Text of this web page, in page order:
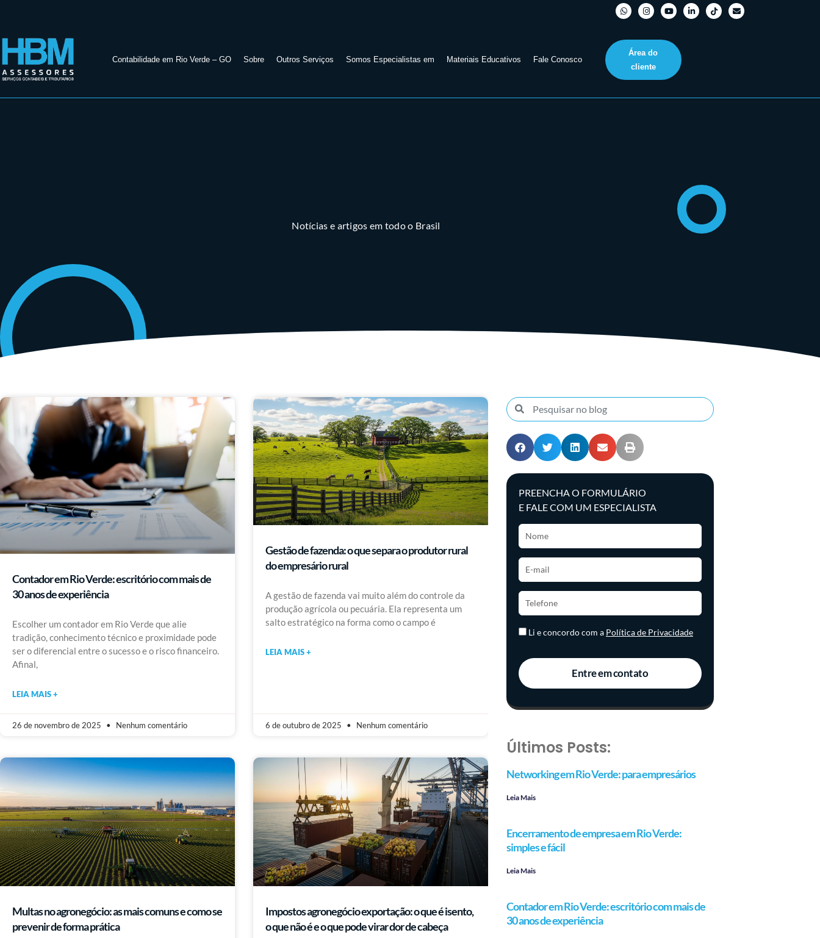
Contabilidade em Rio Verde – GO Sobre Outros Serviços Somos Especialistas em Materiais Educativos Fale Conosco
Área do
cliente
Notícias e artigos em todo o Brasil
Contador em Rio Verde: escritório com mais de
30 anos de experiência
Escolher um contador em Rio Verde que alie
tradição, conhecimento técnico e proximidade pode
ser o diferencial entre o sucesso e o risco financeiro.
Afinal,
LEIA MAIS +
26 de novembro de 2025 Nenhum comentário
Gestão de fazenda: o que separa o produtor rural
do empresário rural
A gestão de fazenda vai muito além do controle da
produção agrícola ou pecuária. Ela representa um
salto estratégico na forma como o campo é
LEIA MAIS +
6 de outubro de 2025 Nenhum comentário
Multas no agronegócio: as mais comuns e como se
prevenir de forma prática
Impostos agronegócio exportação: o que é isento,
o que não é e o que pode virar dor de cabeça
PREENCHA O FORMULÁRIO
E FALE COM UM ESPECIALISTA
Li e concordo com a Política de Privacidade
Entre em contato
Últimos Posts:
Networking em Rio Verde: para empresários
Leia Mais
Encerramento de empresa em Rio Verde:
simples e fácil
Leia Mais
Contador em Rio Verde: escritório com mais de
30 anos de experiência